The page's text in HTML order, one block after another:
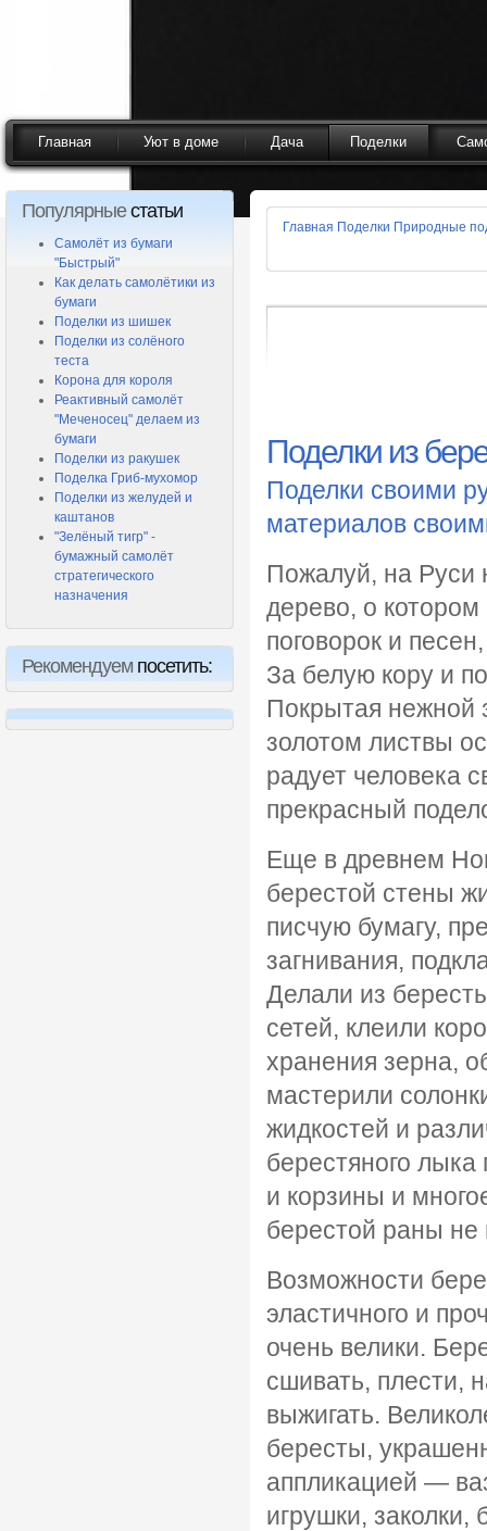
Главная Уют в доме Дача Поделки
Популярныестатьи
Самолёт из бумаги
"Быстрый"
Как делать самолётики из
бумаги
Поделки из шишек
Поделки из солёного
теста
Корона для короля
Реактивный самолёт
"Меченосец" делаем из
бумаги
Поделки из ракушек
Поделка Гриб-мухомор
Поделки из желудей и
каштанов
"Зелёный тигр" -
бумажный самолёт
стратегического
назначения
Рекомендуемпосетить:
Главная Поделки Природные
Поделки из
Поделки своими
материалов
Пожалуй, на Руси
дерево, о
поговорок и
За белую кору и
Покрытая нежной
золотом листвы
радует человека
прекрасный
Еще в древнем
берестой стены
писчую бумагу,
загнивания,
Делали из
сетей, клеили
хранения зерна,
мастерили
жидкостей и
берестяного лыка
и корзины и
берестой раны не
Возможности
эластичного и
очень велики.
сшивать, плести,
выжигать.
бересты,
аппликацией —
игрушки, заколки,